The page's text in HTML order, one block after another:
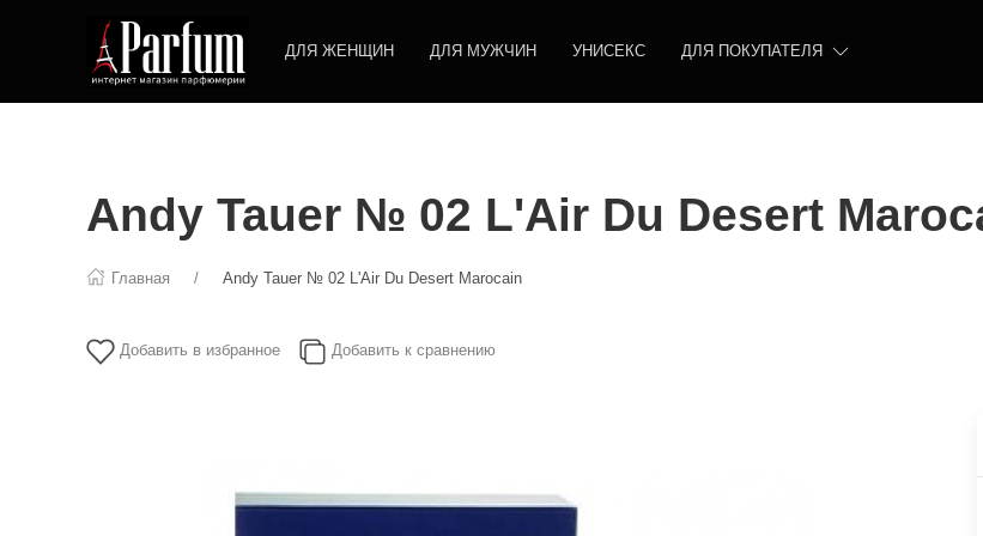
ДЛЯ ЖЕНЩИН ДЛЯ МУЖЧИН УНИСЕКС ДЛЯ ПОКУПАТЕЛЯ
Andy Tauer № 02 L'Air Du Desert
Главная Andy Tauer № 02 L'Air Du Desert Marocain
Добавить в избранное Добавить к сравнению